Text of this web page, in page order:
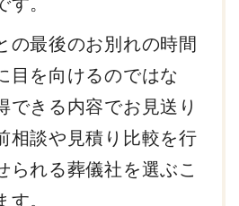
の最後のお別れの時間
目を向けるのではな
できる内容でお見送り
相談や見積り比較を行
られる葬儀社を選ぶこ
す。